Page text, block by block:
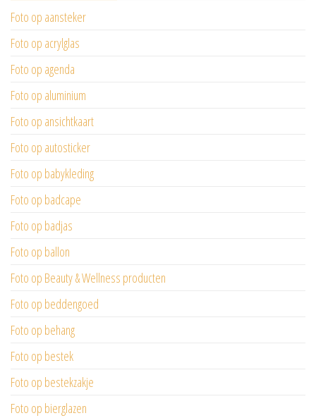
Foto op aansteker
Foto op acrylglas
Foto op agenda
Foto op aluminium
Foto op ansichtkaart
Foto op autosticker
Foto op babykleding
Foto op badcape
Foto op badjas
Foto op ballon
Foto op Beauty & Wellness producten
Foto op beddengoed
Foto op behang
Foto op bestek
Foto op bestekzakje
Foto op bierglazen